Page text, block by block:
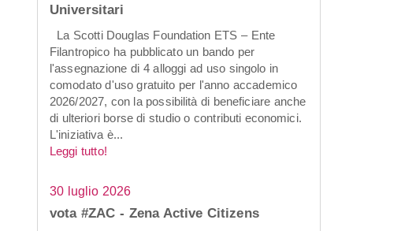
Universitari
La Scotti Douglas Foundation ETS – Ente
Filantropico ha pubblicato un bando per
l'assegnazione di 4 alloggi ad uso singolo in
comodato d'uso gratuito per l'anno accademico
2026/2027, con la possibilità di beneficiare anche
di ulteriori borse di studio o contributi economici.
L'iniziativa è...
Leggi tutto!
30 luglio 2026
vota #ZAC - Zena Active Citizens